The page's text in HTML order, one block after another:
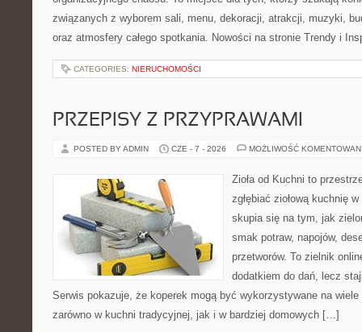
związanych z wyborem sali, menu, dekoracji, atrakcji, muzyki,
oraz atmosfery całego spotkania. Nowości na stronie Trendy i
CATEGORIES: NIERUCHOMOŚCI
PRZEPISY Z PRZYPRAWAMI
POSTED BY ADMIN CZE - 7 - 2026 MOŻLIWOŚĆ
Zioła od Kuchni to
zgłębiać ziołową kuchnię
skupia się na tym, jak
smak potraw, napojów,
przetworów. To zielnik
dodatkiem do dań, lecz
Serwis pokazuje, że koperek mogą być wykorzystywane na
zarówno w kuchni tradycyjnej, jak i w bardziej domowych […]